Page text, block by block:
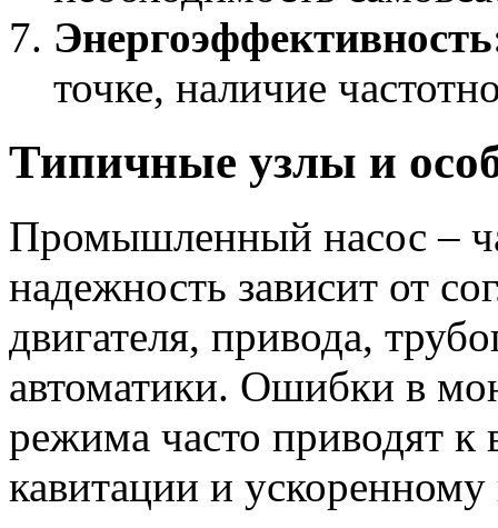
точке, наличие
Типичные узлы и
Промышленный насос –
надежность зависит от
двигателя, привода,
автоматики. Ошибки в
режима часто приводят к
кавитации и ускоренному